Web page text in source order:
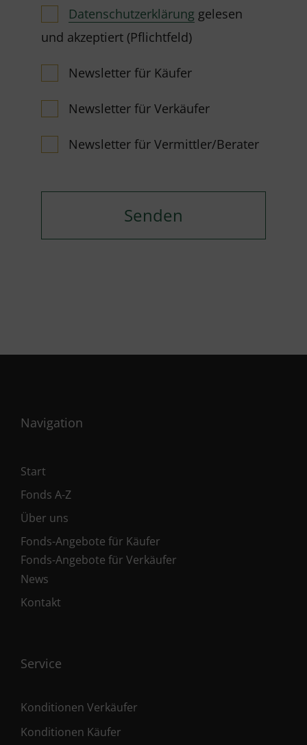
Datenschutzerklärung gelesen
und akzeptiert (Pflichtfeld)
Newsletter für Käufer
Newsletter für Verkäufer
Newsletter für Vermittler/Berater
Navigation
Start
Fonds A-Z
Über uns
Fonds-Angebote für Käufer
Fonds-Angebote für Verkäufer
News
Kontakt
Service
Konditionen Verkäufer
Konditionen Käufer